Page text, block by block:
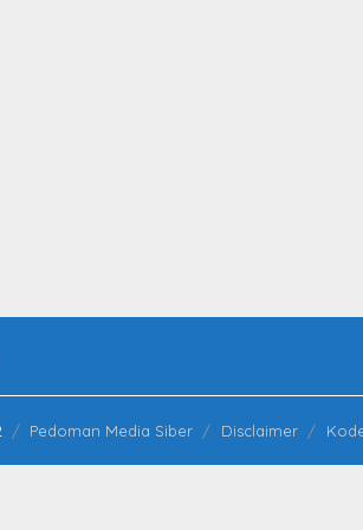
Pedoman Media Siber Disclaimer